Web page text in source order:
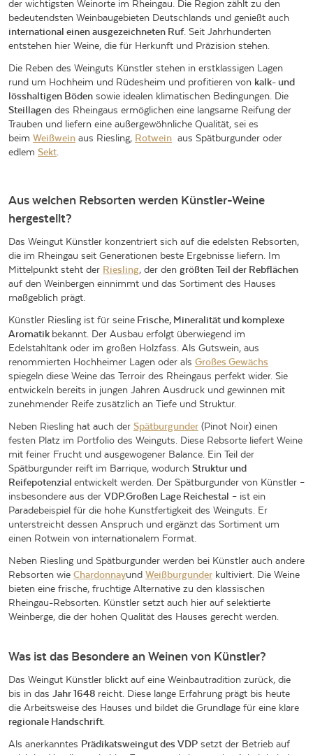
der wichtigsten Weinorte im Rheingau. Die Region zählt zu den
bedeutendsten Weinbaugebieten Deutschlands und genießt auch
international einen ausgezeichneten Ruf. Seit Jahrhunderten
entstehen hier Weine, die für Herkunft und Präzision stehen.
Die Reben des Weinguts Künstler stehen in erstklassigen Lagen
rund um Hochheim und Rüdesheim und profitieren von kalk- und
lösshaltigen Böden sowie idealen klimatischen Bedingungen. Die
Steillagen des Rheingaus ermöglichen eine langsame Reifung der
Trauben und liefern eine außergewöhnliche Qualität, sei es
beim Weißwein aus Riesling, Rotwein aus Spätburgunder oder
edlem Sekt
Aus welchen Rebsorten werden Künstler-Weine
hergestellt?
Das Weingut Künstler konzentriert sich auf die edelsten Rebsorten,
die im Rheingau seit Generationen beste Ergebnisse liefern. Im
Mittelpunkt steht der Riesling, der den größten Teil der Rebflächen
auf den Weinbergen einnimmt und das Sortiment des Hauses
maßgeblich prägt.
Künstler Riesling ist für seine Frische, Mineralität und komplexe
Aromatik bekannt. Der Ausbau erfolgt überwiegend im
Edelstahltank oder im großen Holzfass. Als Gutswein, aus
renommierten Hochheimer Lagen oder als Großes Gewächs
spiegeln diese Weine das Terroir des Rheingaus perfekt wider. Sie
entwickeln bereits in jungen Jahren Ausdruck und gewinnen mit
zunehmender Reife zusätzlich an Tiefe und Struktur.
Neben Riesling hat auch der Spätburgunder (Pinot Noir) einen
festen Platz im Portfolio des Weinguts. Diese Rebsorte liefert Weine
mit feiner Frucht und ausgewogener Balance. Ein Teil der
Spätburgunder reift im Barrique, wodurch Struktur und
Reifepotenzial entwickelt werden. Der Spätburgunder von Künstler –
insbesondere aus der VDP.Großen Lage Reichestal – ist ein
Paradebeispiel für die hohe Kunstfertigkeit des Weinguts. Er
unterstreicht dessen Anspruch und ergänzt das Sortiment um
einen Rotwein von internationalem Format.
Neben Riesling und Spätburgunder werden bei Künstler auch andere
Rebsorten wie Chardonnayund Weißburgunder kultiviert. Die Weine
bieten eine frische, fruchtige Alternative zu den klassischen
Rheingau-Rebsorten. Künstler setzt auch hier auf selektierte
Weinberge, die der hohen Qualität des Hauses gerecht werden.
Was ist das Besondere an Weinen von Künstler?
Das Weingut Künstler blickt auf eine Weinbautradition zurück, die
bis in das Jahr 1648 reicht. Diese lange Erfahrung prägt bis heute
die Arbeitsweise des Hauses und bildet die Grundlage für eine klare
regionale Handschrift
Als anerkanntes Prädikatsweingut des VDP setzt der Betrieb auf